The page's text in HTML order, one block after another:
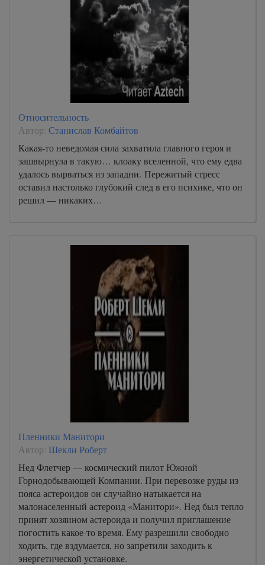
Относительность
Автор: Станислав Комбайтов
Какая-то неведомая сила захватила главного героя и
зашвырнула в такую… клоаку вселенной, что ему едва
удалось вырваться из западни. Пережитый стресс
оставил настолько глубокий след в его психике, что он
решил — никаких…
Пленники Манитори
Автор: Шекли Роберт
Нед Флетчер — космический пилот Южной
Горнодобывающей Компании. При перевозке руды из
пояса астероидов он случайно натыкается на
малонаселенный астероид «Манитори». Нед был тепло
принят хозяином астероида и получил приглашение
погостить какое-то время. Ему разрешили свободно
ходить, где вздумается, но запретили заходить к
энергетической установке.